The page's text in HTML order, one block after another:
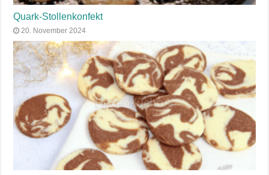
Quark-Stollenkonfekt
20. November 2024